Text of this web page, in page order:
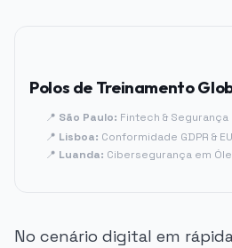
Polos de Treinamento
📍 São Paulo: Fintech & Segurança
📍 Lisboa: Conformidade GDPR &
📍 Luanda: Cibersegurança em
No cenário digital em